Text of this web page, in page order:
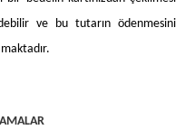
ve bu tutarın ödenmesini